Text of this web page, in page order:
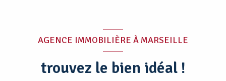
AGENCE IMMOBILIÈRE À MARSEILLE
trouvez le bien idéal !